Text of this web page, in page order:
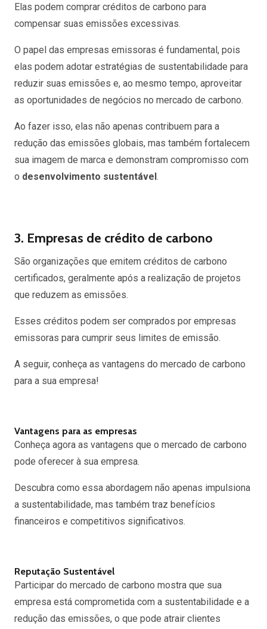
Elas podem comprar créditos de carbono para
compensar suas emissões excessivas.
O papel das empresas emissoras é fundamental, pois
elas podem adotar estratégias de sustentabilidade para
reduzir suas emissões e, ao mesmo tempo, aproveitar
as oportunidades de negócios no mercado de carbono.
Ao fazer isso, elas não apenas contribuem para a
redução das emissões globais, mas também fortalecem
sua imagem de marca e demonstram compromisso com
o desenvolvimento sustentável.
3. Empresas de crédito de carbono
São organizações que emitem créditos de carbono
certificados, geralmente após a realização de projetos
que reduzem as emissões.
Esses créditos podem ser comprados por empresas
emissoras para cumprir seus limites de emissão.
A seguir, conheça as vantagens do mercado de carbono
para a sua empresa!
Vantagens para as empresas
Conheça agora as vantagens que o mercado de carbono
pode oferecer à sua empresa.
Descubra como essa abordagem não apenas impulsiona
a sustentabilidade, mas também traz benefícios
financeiros e competitivos significativos.
Reputação Sustentável
Participar do mercado de carbono mostra que sua
empresa está comprometida com a sustentabilidade e a
redução das emissões, o que pode atrair clientes